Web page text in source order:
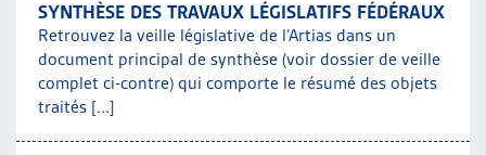
SYNTHÈSE DES TRAVAUX LÉGISLATIFS FÉDÉRAUX
Retrouvez la veille législative de l’Artias dans un
document principal de synthèse (voir dossier de veille
complet ci-contre) qui comporte le résumé des objets
traités [...]